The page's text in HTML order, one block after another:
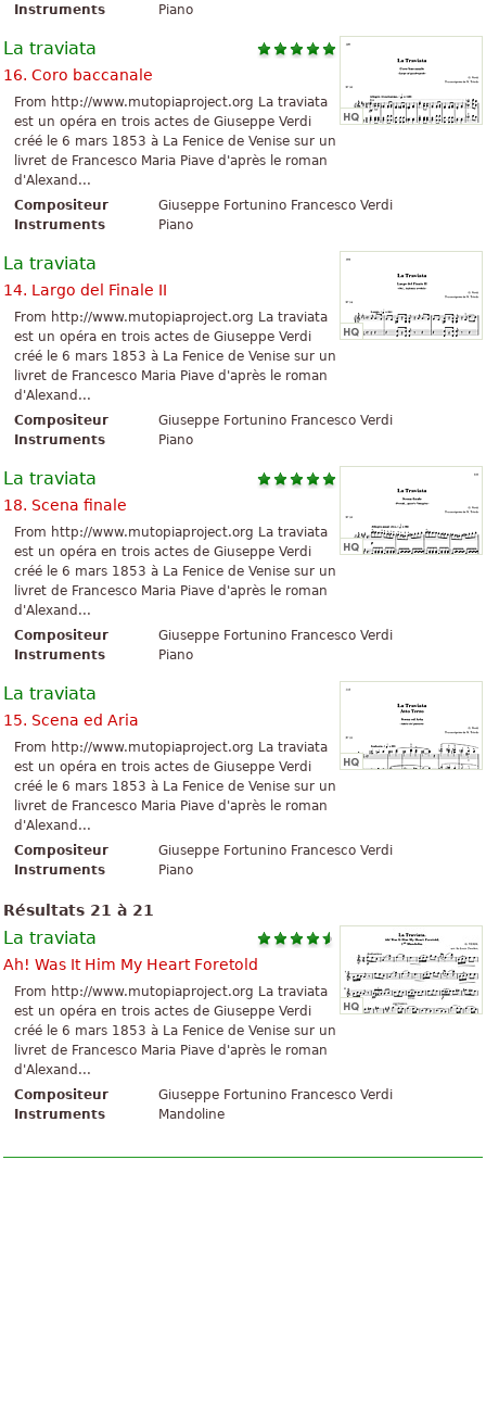
Instruments
Piano
La traviata
16. Coro baccanale
From http://www.mutopiaproject.org La traviata
est un opéra en trois actes de Giuseppe Verdi
créé le 6 mars 1853 à La Fenice de Venise sur un
livret de Francesco Maria Piave d'après le roman
d'Alexand...
Compositeur
Giuseppe Fortunino Francesco Verdi
Instruments
Piano
La traviata
14. Largo del Finale II
From http://www.mutopiaproject.org La traviata
est un opéra en trois actes de Giuseppe Verdi
créé le 6 mars 1853 à La Fenice de Venise sur un
livret de Francesco Maria Piave d'après le roman
d'Alexand...
Compositeur
Giuseppe Fortunino Francesco Verdi
Instruments
Piano
La traviata
18. Scena finale
From http://www.mutopiaproject.org La traviata
est un opéra en trois actes de Giuseppe Verdi
créé le 6 mars 1853 à La Fenice de Venise sur un
livret de Francesco Maria Piave d'après le roman
d'Alexand...
Compositeur
Giuseppe Fortunino Francesco Verdi
Instruments
Piano
La traviata
15. Scena ed Aria
From http://www.mutopiaproject.org La traviata
est un opéra en trois actes de Giuseppe Verdi
créé le 6 mars 1853 à La Fenice de Venise sur un
livret de Francesco Maria Piave d'après le roman
d'Alexand...
Compositeur
Giuseppe Fortunino Francesco Verdi
Instruments
Piano
Résultats 21 à 21
La traviata
Ah! Was It Him My Heart Foretold
From http://www.mutopiaproject.org La traviata
est un opéra en trois actes de Giuseppe Verdi
créé le 6 mars 1853 à La Fenice de Venise sur un
livret de Francesco Maria Piave d'après le roman
d'Alexand...
Compositeur
Giuseppe Fortunino Francesco Verdi
Instruments
Mandoline